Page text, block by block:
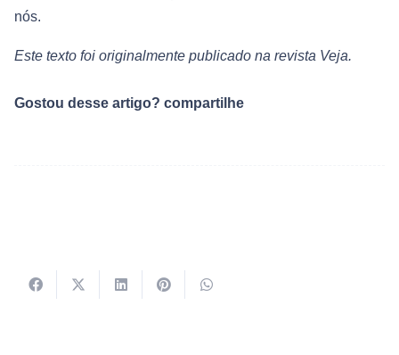
nós.
Este texto foi originalmente publicado na revista Veja.
Gostou desse artigo? compartilhe